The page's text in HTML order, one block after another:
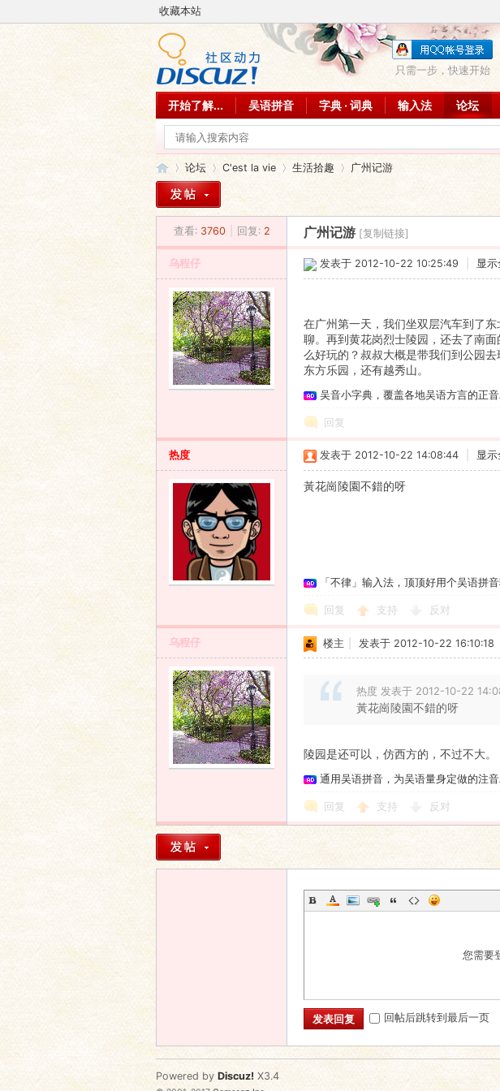
收藏本站
只需一步，快速开始
开始了解... 吴语拼音 字典 · 词典 输入法 论坛
»
论坛
›
C'est la vie 生活拾趣
›
广州记游
查看: 3760 回复: 2 广州记游 [复制链接]
乌程仔 发表于 2012-10-22 10:25:49 显
在广州第一天，我们坐双层汽车到了
聊。再到黄花岗烈士陵园，还去了南
么好玩的？叔叔大概是带我们到公园
东方乐园，还有越秀山。
吴音小字典，覆盖各地吴语方言的正音
回复
热度 发表于 2012-10-22 14:08:44 显
黃花崗陵園不錯的呀
「不律」输入法，顶顶好用个吴语拼
回复 支持 反对
乌程仔 楼主 发表于 2012-10-22 16:10:18
热度 发表于 2012-10-22
黃花崗陵園不錯的呀
陵园是还可以，仿西方的，不过不大。
通用吴语拼音，为吴语量身定做的注音
回复 支持 反对
您需要
发表回复 回帖后跳转到最后一页
Powered by Discuz! X3.4